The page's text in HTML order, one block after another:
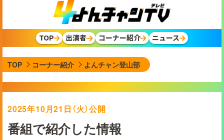
スポーツ
動画イズム ニュース
天気・防災
映画 アナウンサー
グッズ
TOP 出演者 コーナー紹介 ニュース
TOP コーナー紹介 よんチャン登山部
2025年10月21日（火）公開
番組で紹介した情報